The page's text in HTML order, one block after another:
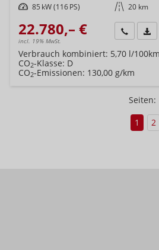
Leistung 85 kW (116 PS) Kilometerstand 20 km
22.780,– €
incl. 19% MwSt.
Wir
Verbrauch kombiniert: 5,70 l/100km
CO2-Klasse: D
CO2-Emissionen: 130,00 g/km
Seiten:
1
2